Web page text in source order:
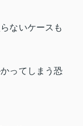
ないケースも
ってしまう恐